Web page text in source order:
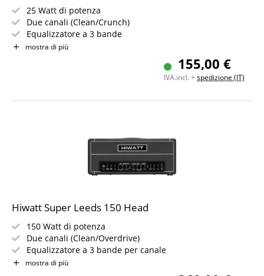
25 Watt di potenza
Due canali (Clean/Crunch)
Equalizzatore a 3 bande
Riverbero a molla
mostra di più
155,00 €
IVA.incl. +spedizione (IT)
Hiwatt Super Leeds 150 Head
150 Watt di potenza
Due canali (Clean/Overdrive)
Equalizzatore a 3 bande per canale
Riverbero a molla
mostra di più